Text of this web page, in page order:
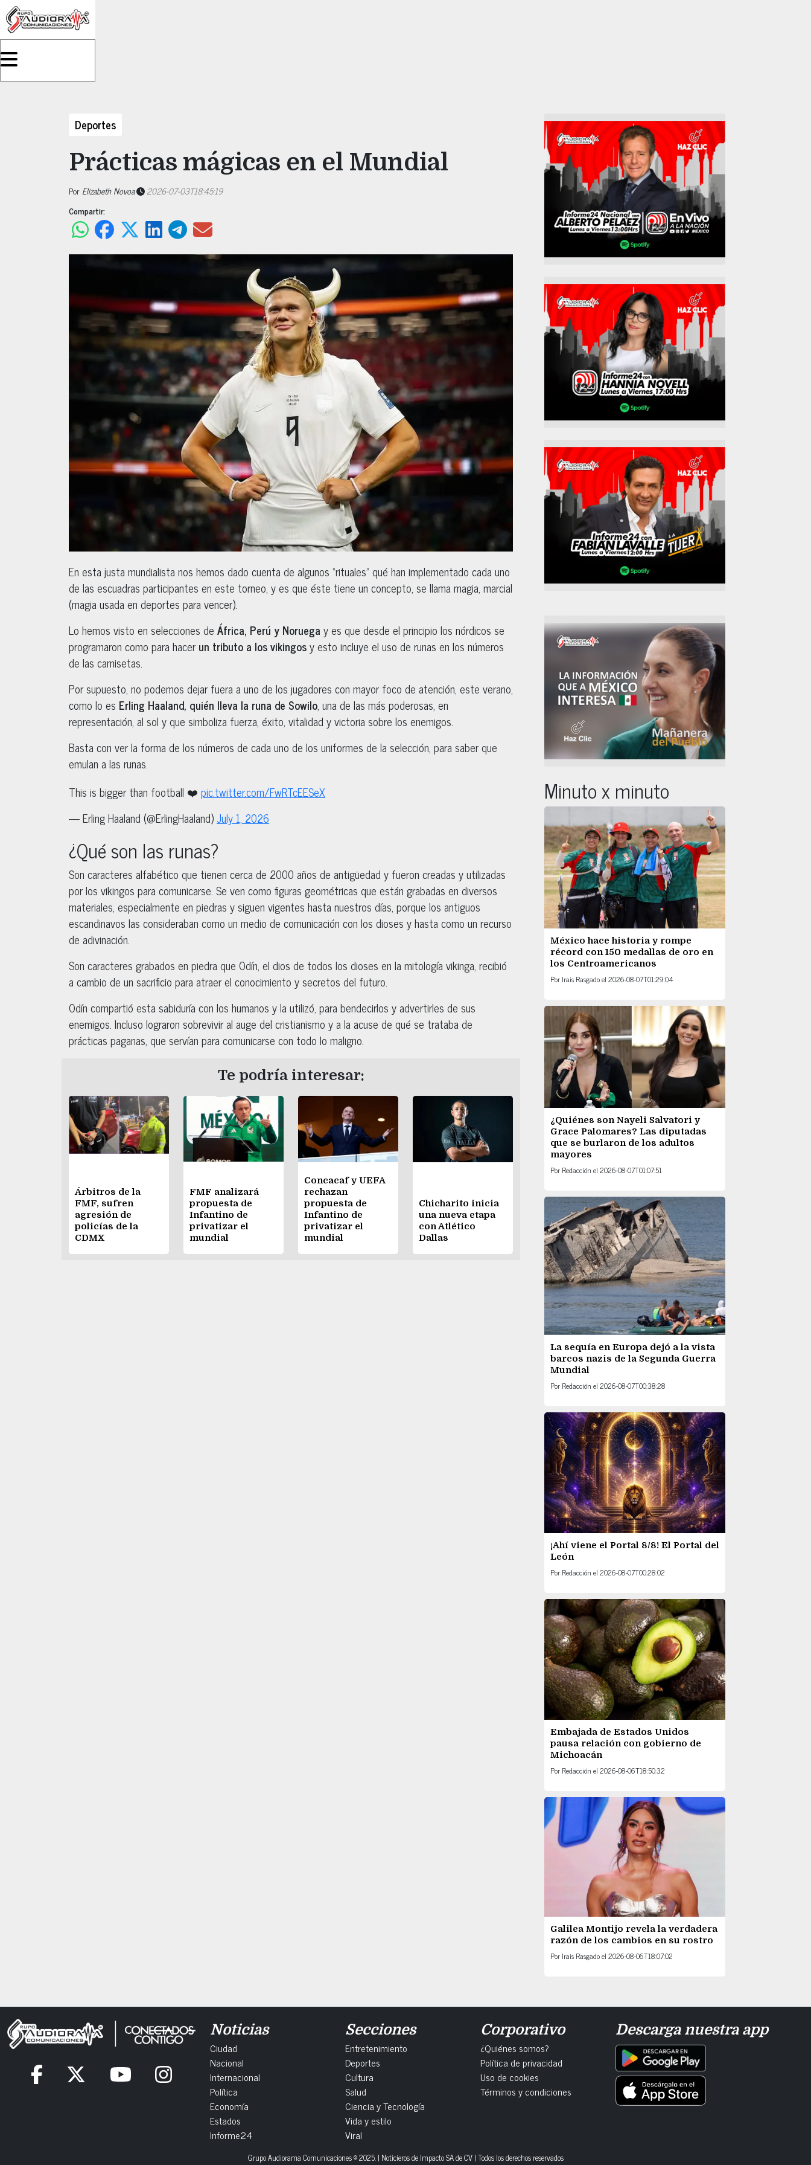
Deportes
Prácticas mágicas en el Mundial
Por Elizabeth Novoa
2026-07-03T18:45:19
Compartir:
En esta justa mundialista nos hemos dado cuenta de algunos “rituales” qué han implementado cada uno
de las escuadras participantes en este torneo, y es que éste tiene un concepto, se llama magia, marcial
(magia usada en deportes para vencer).
Lo hemos visto en selecciones de África, Perú y Noruega y es que desde el principio los nórdicos se
programaron como para hacerun tributo a los vikingosy esto incluye el uso de runas en los números
de las camisetas.
Por supuesto, no podemos dejar fuera a uno de los jugadores con mayor foco de atención, este verano,
como lo es Erling Haaland, quién lleva la runa de Sowilo, una de las más poderosas, en
representación, al sol y que simboliza fuerza, éxito, vitalidad y victoria sobre los enemigos.
Basta con ver la forma de los números de cada uno de los uniformes de la selección, para saber que
emulan a las runas.
This is bigger than football ❤️ pic.twitter.com/FwRTcEESeX
— Erling Haaland (@ErlingHaaland)July 1, 2026
¿Qué son las runas?
Son caracteres alfabético que tienen cerca de 2000 años de antigüedad y fueron creadas y utilizadas
por los vikingos para comunicarse. Se ven como figuras geométricas que están grabadas en diversos
materiales, especialmente en piedras y siguen vigentes hasta nuestros días, porque los antiguos
escandinavos las consideraban como un medio de comunicación con los dioses y hasta como un recurso
de adivinación.
Son caracteres grabados en piedra que Odín, el dios de todos los dioses en la mitología vikinga, recibió
a cambio de un sacrificio para atraer el conocimiento y secretos del futuro.
Odín compartió esta sabiduría con los humanos y la utilizó, para bendecirlos y advertirles de sus
enemigos. Incluso lograron sobrevivir al auge del cristianismo y a la acuse de qué se trataba de
prácticas paganas, que servían para comunicarse con todo lo maligno.
Te podría interesar:
Árbitros de la
FMF, sufren
agresión de
policías de la
CDMX
FMF analizará
propuesta de
Infantino de
privatizar el
mundial
Concacaf y UEFA
rechazan
propuesta de
Infantino de
privatizar el
mundial
Chicharito inicia
una nueva etapa
con Atlético
Dallas
Minuto x minuto
México hace historia y rompe
récord con 150 medallas de oro en
los Centroamericanos
Por Irais Rasgadoel 2026-08-07T01:29:04
¿Quiénes son Nayeli Salvatori y
Grace Palomares? Las diputadas
que se burlaron de los adultos
mayores
Por Redacción el 2026-08-07T01:07:51
La sequía en Europa dejó a la vista
barcos nazis de la Segunda Guerra
Mundial
Por Redacción el 2026-08-07T00:38:28
¡Ahí viene el Portal 8/8! El Portal del
León
Por Redacción el 2026-08-07T00:28:02
Embajada de Estados Unidos
pausa relación con gobierno de
Michoacán
Por Redacción el 2026-08-06T18:50:32
Galilea Montijo revela la verdadera
razón de los cambios en su rostro
Por Irais Rasgadoel 2026-08-06T18:07:02
Noticias
Ciudad
Nacional
Internacional
Política
Economía
Estados
Informe24
Secciones
Entretenimiento
Deportes
Cultura
Salud
Ciencia y Tecnología
Vida y estilo
Viral
Corporativo
¿Quiénes somos?
Política de privacidad
Uso de cookies
Términos y condiciones
Descarga nuestra app
Grupo Audiorama Comunicaciones © 2025. | Noticieros de Impacto SA de CV | Todos los derechos reservados